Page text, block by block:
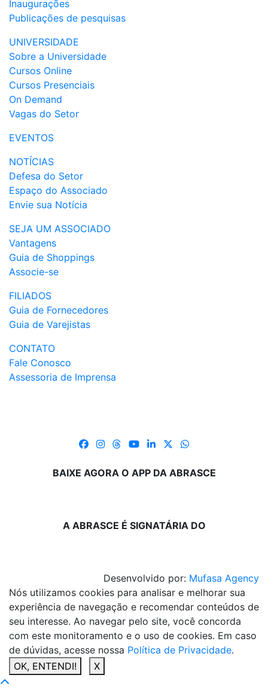
Inaugurações
Publicações de pesquisas
UNIVERSIDADE
Sobre a Universidade
Cursos Online
Cursos Presenciais
On Demand
Vagas do Setor
EVENTOS
NOTÍCIAS
Defesa do Setor
Espaço do Associado
Envie sua Notícia
SEJA UM ASSOCIADO
Vantagens
Guia de Shoppings
Associe-se
FILIADOS
Guia de Fornecedores
Guia de Varejistas
CONTATO
Fale Conosco
Assessoria de Imprensa
BAIXE AGORA O APP DA ABRASCE
A ABRASCE É SIGNATÁRIA DO
Desenvolvido por: Mufasa Agency
Nós utilizamos cookies para analisar e melhorar sua
experiência de navegação e recomendar conteúdos de
seu interesse. Ao navegar pelo site, você concorda
com este monitoramento e o uso de cookies. Em caso
de dúvidas, acesse nossa Política de Privacidade.
OK, ENTENDI!
X